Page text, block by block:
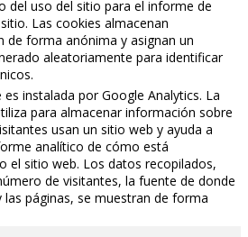
del uso del sitio para el informe de
Las cookies almacenan
de forma anónima y asignan un
aleatoriamente para identificar
es instalada por Google Analytics. La
para almacenar información sobre
usan un sitio web y ayuda a
analítico de cómo está
el sitio web. Los datos recopilados,
de visitantes, la fuente de donde
las páginas, se muestran de forma